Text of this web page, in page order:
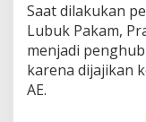
Saat dilakukan
Lubuk Pakam,
menjadi
karena dijajikan
AE.